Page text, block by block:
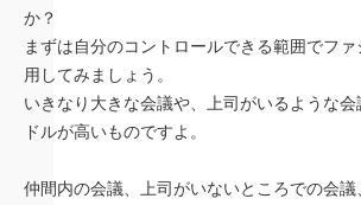
か？
まずは自分のコントロールできる範囲でフ
用してみましょう。
いきなり大きな会議や、上司がいるような
ドルが高いものですよ。
仲間内の会議、上司がいないところでの会議